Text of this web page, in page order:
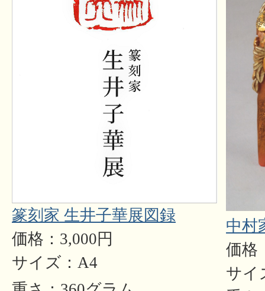
篆刻家 生井子華展図録
価格：3,000円
サイズ：A4
中村
価格
サイ